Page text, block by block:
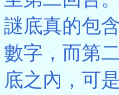
謎底真的包
數字，而第
底之內，可